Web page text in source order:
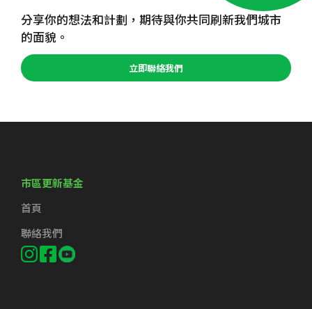
分享你的想法和計劃，期待與你共同刷新我們城市
的面貌。
立即聯絡我們
市區更新基金
首頁
聯絡我們